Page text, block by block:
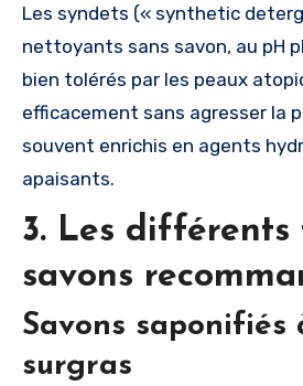
Les syndets (« synthetic
nettoyants sans savon, au pH
bien tolérés par les peaux
efficacement sans agresser la
souvent enrichis en agents
apaisants.
3. Les différents
savons
Savons saponifiés
surgras